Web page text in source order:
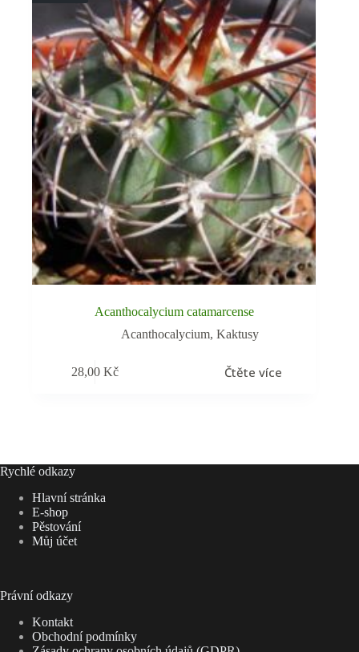
Acanthocalycium catamarcense
Acanthocalycium,Kaktusy
28,00Kč Čtěte více
Rychlé odkazy
Hlavní stránka
E-shop
Pěstování
Můj účet
Právní odkazy
Kontakt
Obchodní podmínky